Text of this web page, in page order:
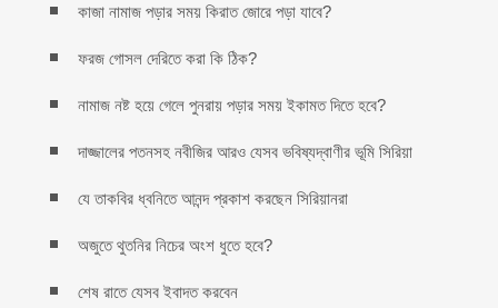
কাজা নামাজ পড়ার সময় কিরাত জোরে পড়া যাবে?
ফরজ গোসল দেরিতে করা কি ঠিক?
নামাজ নষ্ট হয়ে গেলে পুনরায় পড়ার সময় ইকামত দিতে হবে?
দাজ্জালের পতনসহ নবীজির আরও যেসব ভবিষ্যদ্বাণীর ভূমি সিরিয়া
যে তাকবির ধ্বনিতে আনন্দ প্রকাশ করছেন সিরিয়ানরা
অজুতে থুতনির নিচের অংশ ধুতে হবে?
শেষ রাতে যেসব ইবাদত করবেন